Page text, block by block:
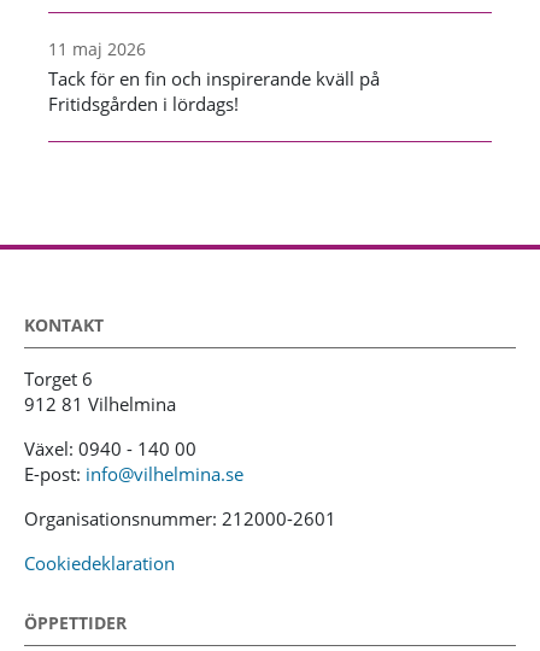
11 maj 2026
Tack för en fin och inspirerande kväll på
Fritidsgården i lördags!
KONTAKT
Torget 6
912 81 Vilhelmina
Växel: 0940 - 140 00
E-post: info@vilhelmina.se
Organisationsnummer: 212000-2601
Cookiedeklaration
ÖPPETTIDER